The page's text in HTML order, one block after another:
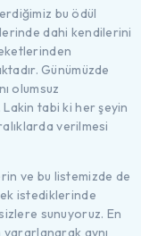
bu ödül
dahi kendilerini
Günümüzde
olumsuz
tabi ki her şeyin
verilmesi
ve bu listemizde de
istediklerinde
sunuyoruz. En
yararlanarak aynı